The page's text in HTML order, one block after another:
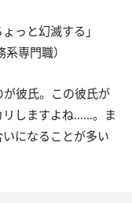
っと幻滅する」
専門職）
彼氏。この彼氏が
リしますよね……。ま
になることが多い